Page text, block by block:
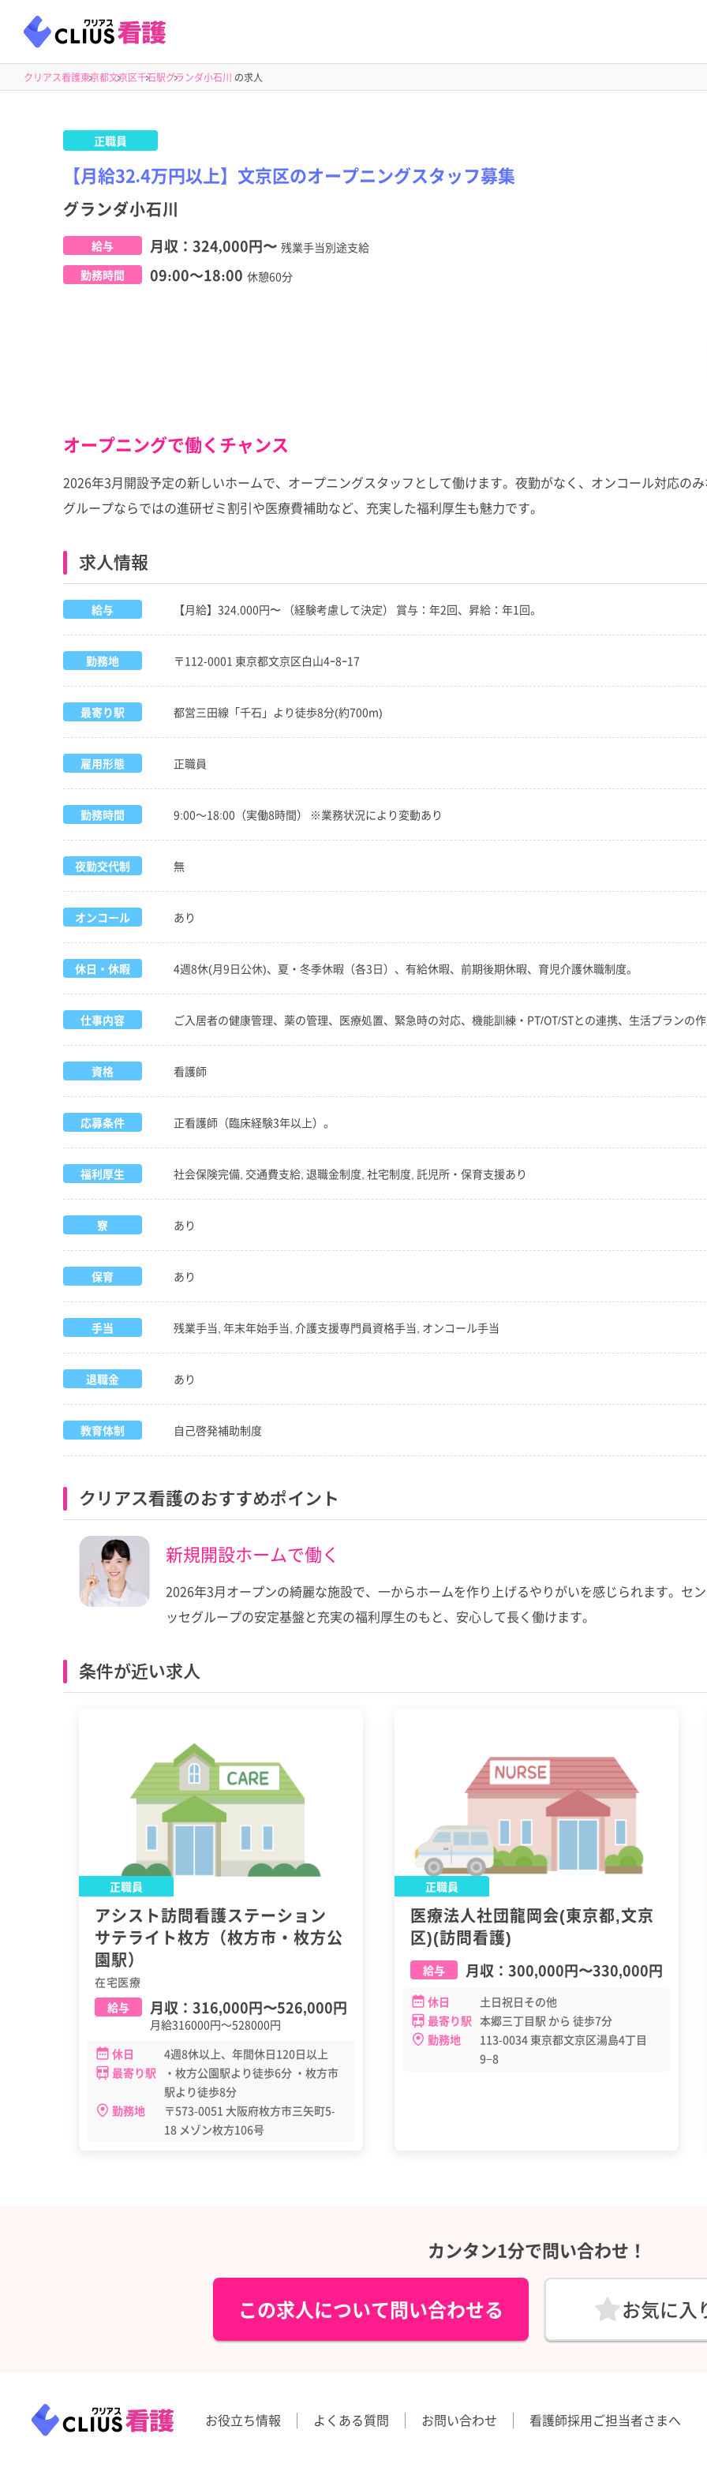
クリアス看護東京都文京区千石駅グランダ小石川 の求人
正職員
【月給32.4万円以上】文京区のオープニングスタッフ募集
グランダ小石川
給与 月収： 324,000円〜 残業手当別途支給
勤務時間
09:00～18:00 休憩60分
オープニングで働くチャンス
2026年3月開設予定の新しいホームで、オープニングスタッフとして働けます。夜勤がなく、オンコール対応の
グループならではの進研ゼミ割引や医療費補助など、充実した福利厚生も魅力です。
求人情報
給与 【月給】324,000円〜 （経験考慮して決定） 賞与：年2回、昇給：年1回。
勤務地 〒112-0001 東京都文京区白山4ｰ8ｰ17
最寄り駅 都営三田線「千石」より徒歩8分(約700m)
雇用形態 正職員
勤務時間 9:00～18:00（実働8時間） ※業務状況により変動あり
夜勤交代制 無
オンコール あり
休日・休暇 4週8休(月9日公休)、夏・冬季休暇（各3日）、有給休暇、前期後期休暇、育児介護休職制度。
仕事内容 ご入居者の健康管理、薬の管理、医療処置、緊急時の対応、機能訓練・PT/OT/STとの連携、生活プランの作
資格 看護師
応募条件 正看護師（臨床経験3年以上）。
福利厚生 社会保険完備, 交通費支給, 退職金制度, 社宅制度, 託児所・保育支援あり
寮 あり
保育 あり
手当 残業手当, 年末年始手当, 介護支援専門員資格手当, オンコール手当
退職金 あり
教育体制 自己啓発補助制度
クリアス看護のおすすめポイント
新規開設ホームで働く
2026年3月オープンの綺麗な施設で、一からホームを作り上げるやりがいを感じられます。セ
ッセグループの安定基盤と充実の福利厚生のもと、安心して長く働けます。
条件が近い求人
正職員
アシスト訪問看護ステーション
サテライト枚方（枚方市・枚方公
園駅）
在宅医療
給与
月収： 316,000円〜526,000円
月給316000円～528000円
休日
4週8休以上、年間休日120日以上
最寄り駅
・枚方公園駅より徒歩6分 ・枚方市
駅より徒歩8分
勤務地
〒573-0051 大阪府枚方市三矢町5-
18 メゾン枚方106号
正職員
医療法人社団龍岡会(東京都,文京
区)(訪問看護)
給与 月収： 300,000円〜330,000円
休日
土日祝日その他
最寄り駅 本郷三丁目駅 から 徒歩7分
勤務地
113-0034 東京都文京区湯島4丁目
9−8
カンタン1分で問い合わせ！
この求人について問い合わせる お気に入
お役立ち情報 よくある質問 お問い合わせ 看護師採用ご担当者さまへ